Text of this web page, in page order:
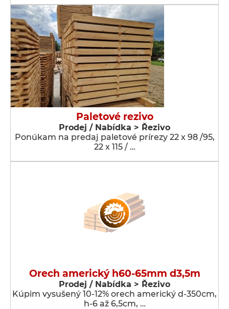
Paletové rezivo
Prodej / Nabídka > Řezivo
Ponúkam na predaj paletové prírezy 22 x 98 /95,
22 x 115 / …
Orech americký h60-65mm d3,5m
Prodej / Nabídka > Řezivo
Kúpim vysušený 10-12% orech americký d-350cm,
h-6 až 6,5cm, …